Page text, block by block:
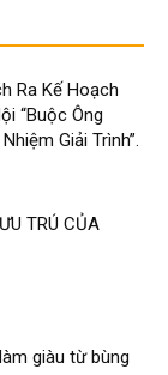
Ra Kế Hoạch
“Buộc Ông
Giải Trình”.
TRÚ CỦA
giàu từ bùng